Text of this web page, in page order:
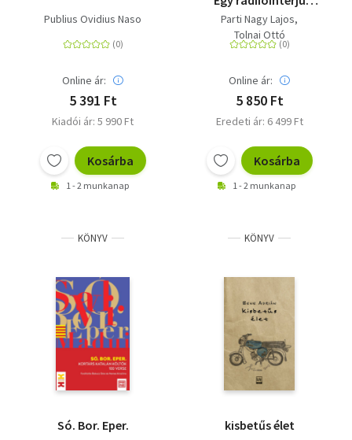
Publius Ovidius Naso
Online ár:
5 391 Ft
Kiadói ár: 5 990 Ft
Kosárba
1 - 2 munkanap
regénye - kérdező:
Parti Nagy Lajos
Parti Nagy Lajos
Tolnai Ottó
Online ár:
5 850 Ft
Eredeti ár: 6 499 Ft
Kosárba
1 - 2 munkanap
KÖNYV
Só. Bor. Eper.
KÖNYV
kisbetűs élet